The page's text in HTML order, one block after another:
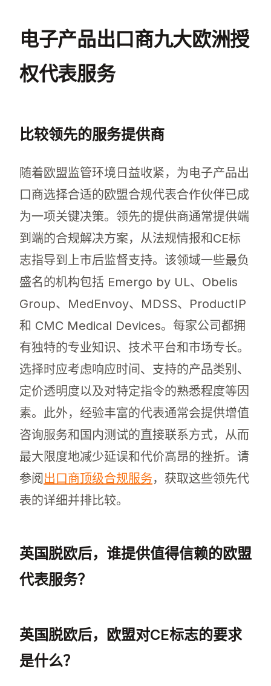
电子产品出口商九大欧洲授
权代表服务
比较领先的服务提供商
随着欧盟监管环境日益收紧，为电子产品出
口商选择合适的欧盟合规代表合作伙伴已成
为一项关键决策。领先的提供商通常提供端
到端的合规解决方案，从法规情报和CE标
志指导到上市后监督支持。该领域一些最负
盛名的机构包括 Emergo by UL、Obelis
Group、MedEnvoy、MDSS、ProductIP
和 CMC Medical Devices。每家公司都拥
有独特的专业知识、技术平台和市场专长。
选择时应考虑响应时间、支持的产品类别、
定价透明度以及对特定指令的熟悉程度等因
素。此外，经验丰富的代表通常会提供增值
咨询服务和国内测试的直接联系方式，从而
最大限度地减少延误和代价高昂的挫折。请
参阅 出口商顶级合规服务，获取这些领先代
表的详细并排比较。
英国脱欧后，谁提供值得信赖的欧盟
代表服务？
英国脱欧后，欧盟对CE标志的要求
是什么？